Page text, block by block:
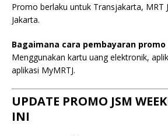
Promo berlaku untuk Transjakarta, MRT
Jakarta.
Bagaimana cara pembayaran promo
Menggunakan kartu uang elektronik,
aplikasi MyMRTJ.
UPDATE PROMO JSM
INI